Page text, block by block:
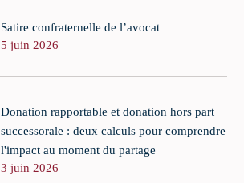
Satire confraternelle de l’avocat
5 juin 2026
Donation rapportable et donation hors part
successorale : deux calculs pour comprendre
l'impact au moment du partage
3 juin 2026